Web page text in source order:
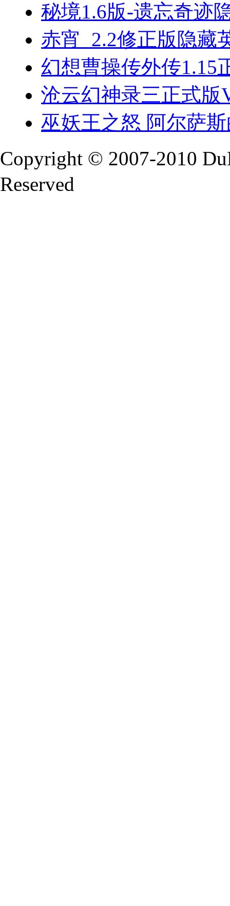
秘境1.6版-遗忘奇迹
赤宵_2.2修正版隐藏
幻想曹操传外传1.15
沧云幻神录三正式版
巫妖王之怒 阿尔萨
Copyright © 2007-2010
Reserved